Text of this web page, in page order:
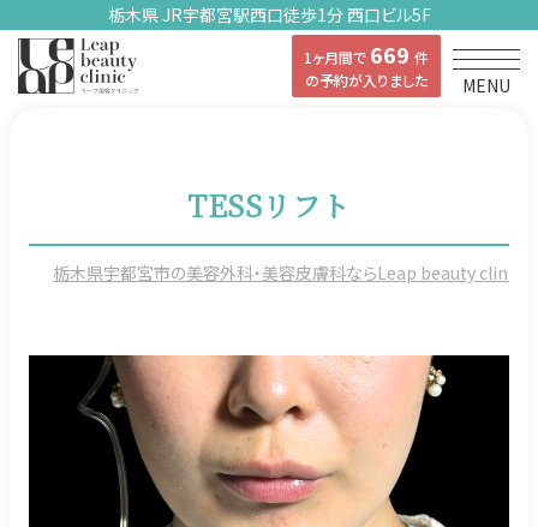
栃木県 JR宇都宮駅西口徒歩1分 西口ビル5F
1ヶ月間で 669 件
の予約が入りました
MENU
TESSリフト
栃木県宇都宮市の美容外科・美容皮膚科ならLeap beauty clinic